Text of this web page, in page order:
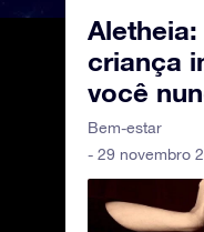
criança
você
Bem-estar
- 29 novembro